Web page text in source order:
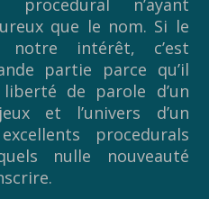
n’ayant
que le nom. Si le
intérêt, c’est
partie parce qu’il
de parole d’un
et l’univers d’un
procedurals
nulle nouveauté